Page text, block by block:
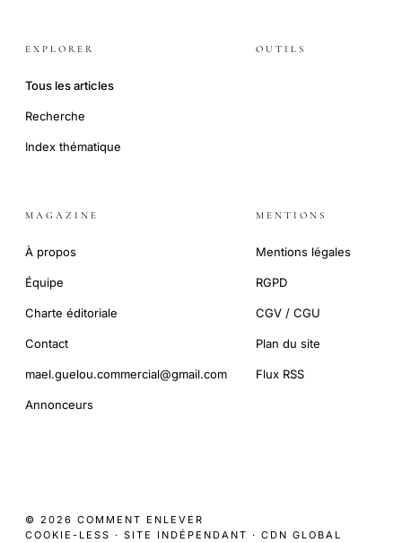
EXPLORER
Tous les articles
Recherche
Index thématique
OUTILS
MAGAZINE
À propos
Équipe
Charte éditoriale
Contact
mael.guelou.commercial@gmail.com
Annonceurs
MENTIONS
Mentions légales
RGPD
CGV / CGU
Plan du site
Flux RSS
© 2026 COMMENT ENLEVER
COOKIE-LESS · SITE INDÉPENDANT · CDN GLOBAL